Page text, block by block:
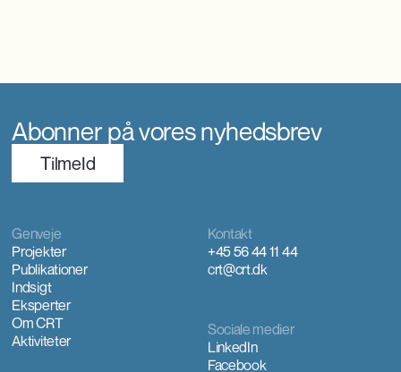
Abonner på vores nyhedsbrev
TilmeId
Kontakt
+45 56 44 11 44
crt@crt.dk
Genveje
Projekter
Publikationer
Indsigt
Eksperter
Om CRT
Aktiviteter
Sociale medier
LinkedIn
Facebook